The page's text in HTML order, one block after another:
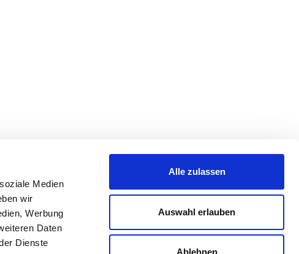
Medien
wir
Werbung
Daten
Dienste
Alle zulassen
Auswahl erlauben
Ablehnen